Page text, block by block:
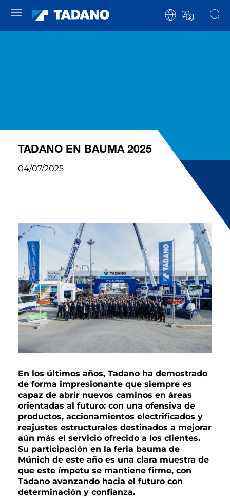
TADANO EN BAUMA 2025
04/07/2025
En los últimos años, Tadano ha demostrado
de forma impresionante que siempre es
capaz de abrir nuevos caminos en áreas
orientadas al futuro: con una ofensiva de
productos, accionamientos electrificados y
reajustes estructurales destinados a mejorar
aún más el servicio ofrecido a los clientes.
Su participación en la feria bauma de
Múnich de este año es una clara muestra de
que este ímpetu se mantiene firme, con
Tadano avanzando hacia el futuro con
determinación y confianza.